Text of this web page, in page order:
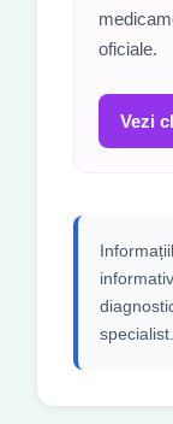
oficiale.
Vezi
specialist.